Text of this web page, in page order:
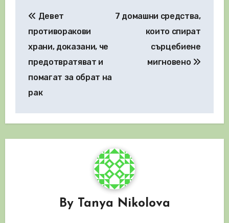
Девет
противоракови
храни, доказани, че
предотвратяват и
помагат за обрат на
рак
7 домашни средства,
които спират
сърцебиене
мигновено
By Tanya Nikolova